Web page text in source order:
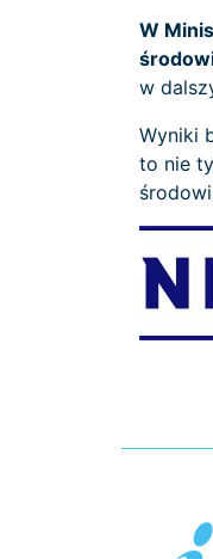
W
w
Wyniki
to nie